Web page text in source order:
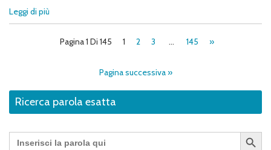
Leggi di più
Pagina 1 Di 145 1 2 3 … 145 »
Pagina successiva »
Ricerca parola esatta
Search
for:
Search Button